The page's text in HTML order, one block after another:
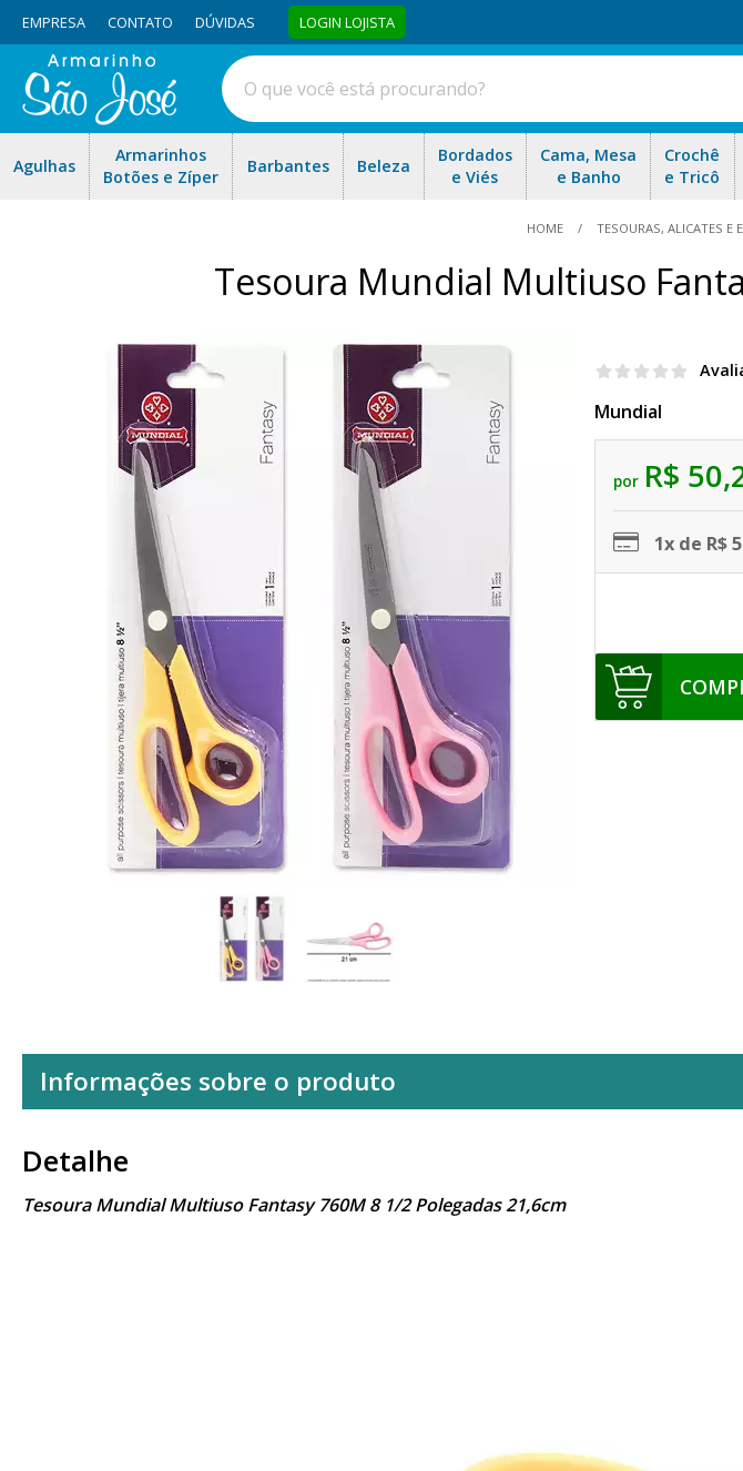
EMPRESA CONTATO DÚVIDAS LOGIN LOJISTA
Agulhas
Armarinhos
Botões e Zíper
Barbantes Beleza
Bordados
e Viés
Cama, Mesa
e Banho
Crochê
e Tricô
HOME TESOURAS, ALICATES E
Tesoura Mundial Multiuso
Mundial
por R$
1x de R$
Informações sobre o produto
Detalhe
Tesoura Mundial Multiuso Fantasy 760M 8 1/2 Polegadas 21,6cm